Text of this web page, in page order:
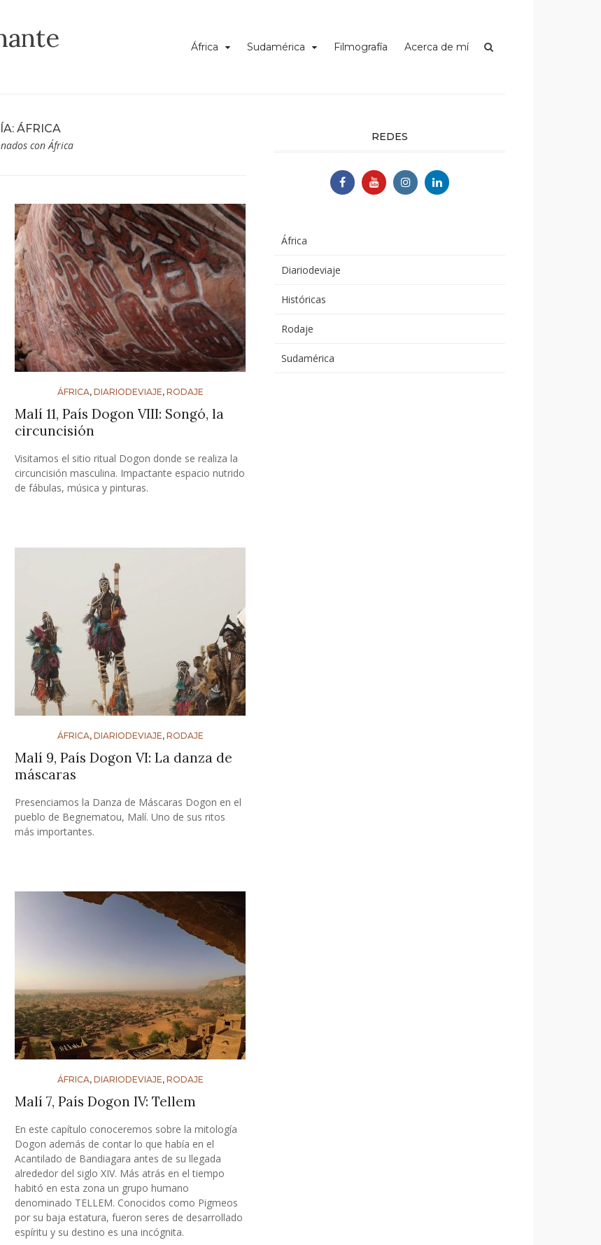
África Sudamérica Filmografía Acerca de mí
ÁFRICA
con África
ÁFRICA, DIARIODEVIAJE, RODAJE
Malí 11, País Dogon VIII: Songó, la
circuncisión
Visitamos el sitio ritual Dogon donde se realiza la
circuncisión masculina. Impactante espacio nutrido
de fábulas, música y pinturas.
ÁFRICA, DIARIODEVIAJE, RODAJE
Malí 9, País Dogon VI: La danza de
máscaras
Presenciamos la Danza de Máscaras Dogon en el
pueblo de Begnematou, Malí. Uno de sus ritos
más importantes.
ÁFRICA, DIARIODEVIAJE, RODAJE
Malí 7, País Dogon IV: Tellem
En este capítulo conoceremos sobre la mitología
Dogon además de contar lo que había en el
Acantilado de Bandiagara antes de su llegada
alrededor del siglo XIV. Más atrás en el tiempo
habitó en esta zona un grupo humano
denominado TELLEM. Conocidos como Pigmeos
por su baja estatura, fueron seres de desarrollado
espíritu y su destino es una incógnita.
REDES
África
Diariodeviaje
Históricas
Rodaje
Sudamérica